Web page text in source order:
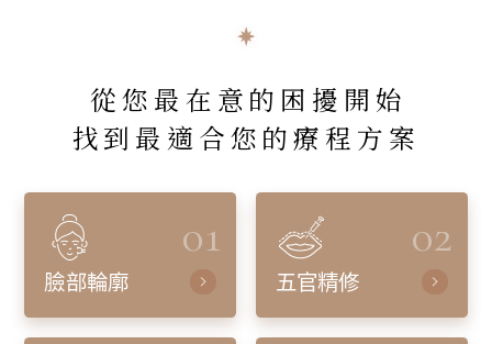
從您最在意的困擾開始
找到最適合您的療程方案
01
臉部輪廓
02
五官精修